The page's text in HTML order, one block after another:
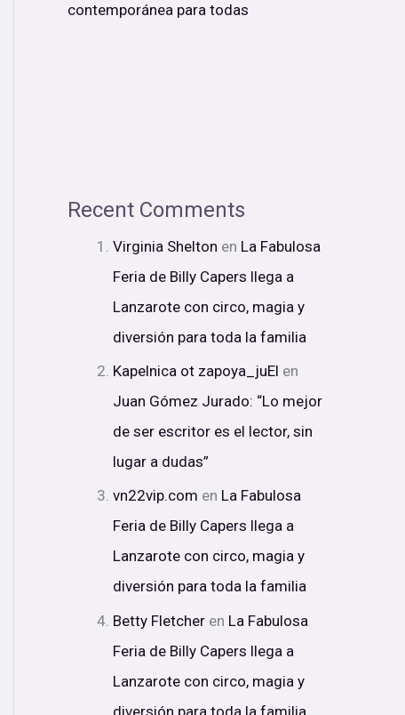
contemporánea para todas
Recent Comments
Virginia Shelton en La Fabulosa
Feria de Billy Capers llega a
Lanzarote con circo, magia y
diversión para toda la familia
Kapelnica ot zapoya_juEl en
Juan Gómez Jurado: “Lo mejor
de ser escritor es el lector, sin
lugar a dudas”
vn22vip.com en La Fabulosa
Feria de Billy Capers llega a
Lanzarote con circo, magia y
diversión para toda la familia
Betty Fletcher en La Fabulosa
Feria de Billy Capers llega a
Lanzarote con circo, magia y
diversión para toda la familia